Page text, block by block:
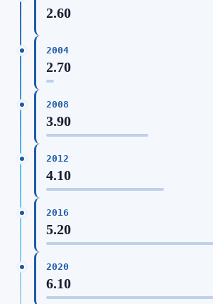
2.60
2004
2.70
2008
3.90
2012
4.10
2016
5.20
2020
6.10